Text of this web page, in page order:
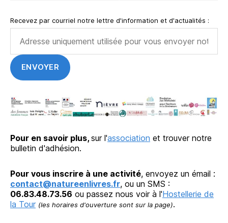
Recevez par courriel notre lettre d'information et d'actualités :
Pour en savoir plus, sur l'association et trouver notre
bulletin d'adhésion.
Pour vous inscrire à une activité, envoyez un émail :
contact@natureenlivres.fr, ou un SMS :
06.83.48.73.56 ou passez nous voir à l'Hostellerie de
la Tour (les horaires d'ouverture sont sur la page).